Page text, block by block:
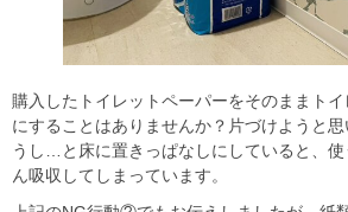
購入したトイレットペーパーをそのままト
にすることはありませんか？片づけようと
うし…と床に置きっぱなしにしていると、使
ん吸収してしまっています。